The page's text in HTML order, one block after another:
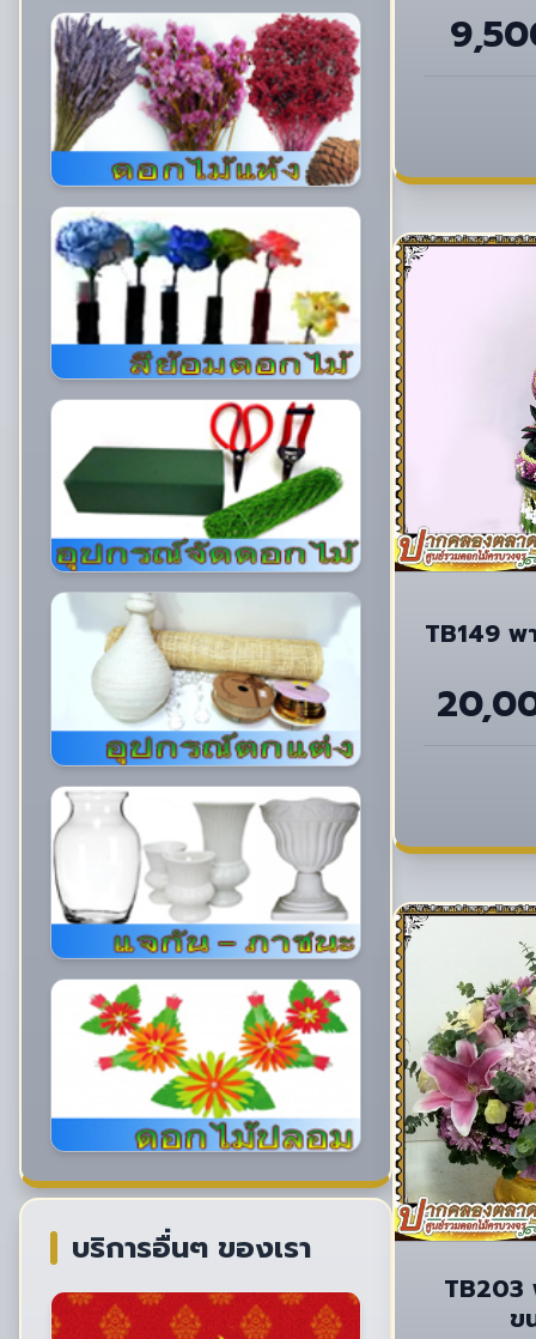
บริการอื่นๆ ของเรา
TB149
TB203 พานดอกไม้สด
ข